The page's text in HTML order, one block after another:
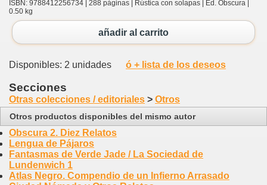
ISBN: 9788412256734 | 288 páginas | Rústica con solapas | Ed. Obscura |
0.50 kg
añadir al carrito
Disponibles: 2 unidades ó + lista de los deseos
Secciones
Otras colecciones / editoriales > Otros
Otros productos disponibles del mismo autor
Obscura 2. Diez Relatos
Lengua de Pájaros
Fantasmas de Verde Jade / La Sociedad de
Lundenwich 1
Atlas Negro. Compendio de un Infierno Arrasado